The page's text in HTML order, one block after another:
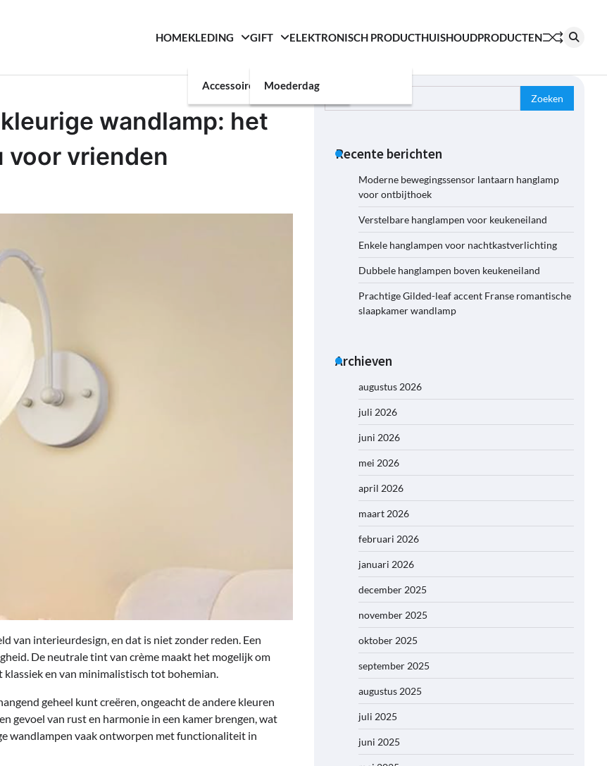
HOMEKLEDING
Accessoires
GIFT
Moederdag
ELEKTRONISCH PRODUCTHUISHOUDPRODUCTEN
wandlamp: het
voor vrienden
van interieurdesign, en dat is niet zonder reden. Een
De neutrale tint van crème maakt het mogelijk om
en van minimalistisch tot bohemian.
geheel kunt creëren, ongeacht de andere kleuren
gevoel van rust en harmonie in een kamer brengen, wat
wandlampen vaak ontworpen met functionaliteit in
naar:
Recente berichten
Moderne bewegingssensor lantaarn hanglamp
voor ontbijthoek
Verstelbare hanglampen voor keukeneiland
Enkele hanglampen voor nachtkastverlichting
Dubbele hanglampen boven keukeneiland
Prachtige Gilded-leaf accent Franse romantische
slaapkamer wandlamp
Archieven
augustus 2026
juli 2026
juni 2026
mei 2026
april 2026
maart 2026
februari 2026
januari 2026
december 2025
november 2025
oktober 2025
september 2025
augustus 2025
juli 2025
juni 2025